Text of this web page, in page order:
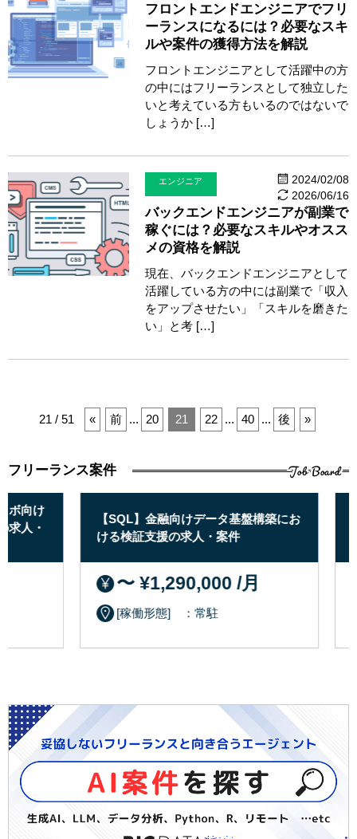
フロントエンドエンジニアでフリ
ーランスになるには？必要なスキ
ルや案件の獲得方法を解説
フロントエンジニアとして活躍中の方
の中にはフリーランスとして独立した
いと考えている方もいるのではないで
しょうか […]
エンジニア
2024/02/08
2026/06/16
バックエンドエンジニアが副業で
稼ぐには？必要なスキルやオスス
メの資格を解説
現在、バックエンドエンジニアとして
活躍している方の中には副業で「収入
をアップさせたい」「スキルを磨きた
い」と考 […]
21 / 51 « 前 ... 20 21 22 ... 40 ... 後 »
フリーランス案件 Job Board
向け
人・
【SQL】金融向けデータ基盤構築にお
ける検証支援の求人・案件
〜 ¥1,290,000 /月
[稼働形態] ：常駐